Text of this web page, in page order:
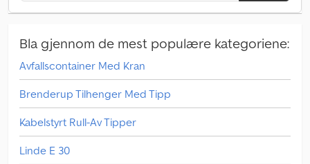
Bla gjennom de mest populære kategoriene:
Avfallscontainer Med Kran
Brenderup Tilhenger Med Tipp
Kabelstyrt Rull-Av Tipper
Linde E 30